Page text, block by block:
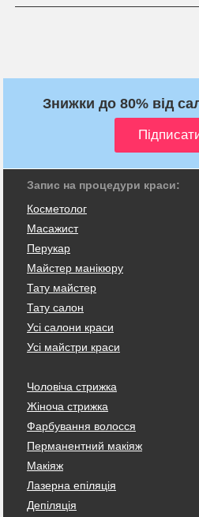
Знижки до 80% від
Запис на процедури краси:
Косметолог
Масажист
Перукар
Майстер манікюру
Тату майстер
Тату салон
Усі салони краси
Усі майстри краси
Чоловіча стрижка
Жіноча стрижка
Фарбування волосся
Перманентний макіяж
Макіяж
Лазерна епіляція
Депіляція